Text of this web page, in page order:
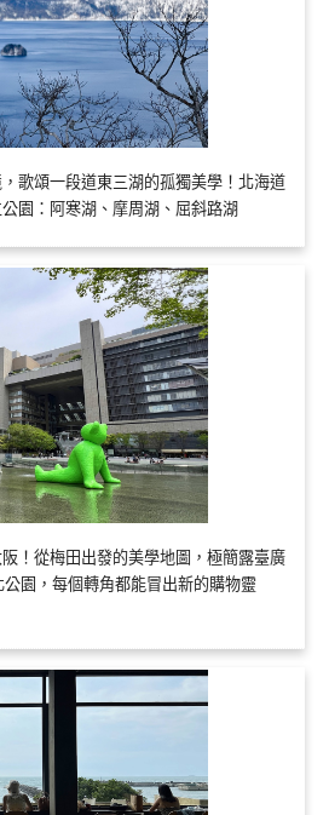
歌頌一段道東三湖的孤獨美學！北海道
園：阿寒湖、摩周湖、屈斜路湖
！從梅田出發的美學地圖，極簡露臺廣
園，每個轉角都能冒出新的購物靈